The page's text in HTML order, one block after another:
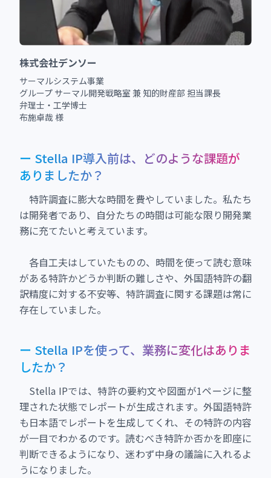
株式会社デンソー
サーマルシステム事業
グループ サーマル開発戦略室 兼 知的財産部 担当課長
弁理士・工学博士
布施卓哉 様
ー Stella IP導入前は、どのような課題が
ありましたか？
特許調査に膨大な時間を費やしていました。私たち
は開発者であり、自分たちの時間は可能な限り開発業
務に充てたいと考えています。
各自工夫はしていたものの、時間を使って読む意味
がある特許かどうか判断の難しさや、外国語特許の翻
訳精度に対する不安等、特許調査に関する課題は常に
存在していました。
ー Stella IPを使って、業務に変化はありま
したか？
Stella IPでは、特許の要約文や図面が1ページに整
理された状態でレポートが生成されます。外国語特許
も日本語でレポートを生成してくれ、その特許の内容
が一目でわかるのです。読むべき特許か否かを即座に
判断できるようになり、迷わず中身の議論に入れるよ
うになりました。